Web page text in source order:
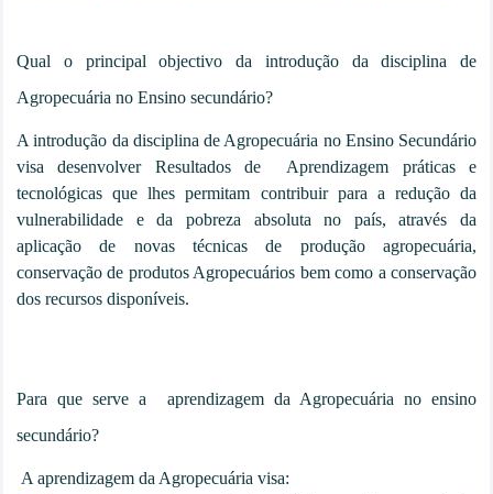
Qual o principal objectivo da introdução da disciplina de
Agropecuária no Ensino secundário?
A introdução da disciplina de Agropecuária no Ensino Secundário
visa desenvolver Resultados de Aprendizagem práticas e
tecnológicas que lhes permitam contribuir para a redução da
vulnerabilidade e da pobreza absoluta no país, através da
aplicação de novas técnicas de produção agropecuária,
conservação de produtos Agropecuários bem como a conservação
dos recursos disponíveis.
Para que serve a aprendizagem da Agropecuária no ensino
secundário?
A aprendizagem da Agropecuária visa: